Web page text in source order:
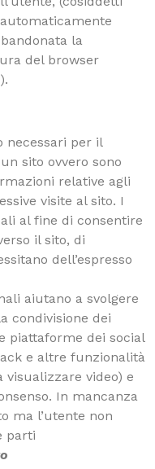
la
del browser
necessari per il
sito ovvero sono
relative agli
visite al sito. I
al fine di consentire
il sito, di
dell’espresso
aiutano a svolgere
condivisione dei
piattaforme dei social
e altre funzionalità
visualizzare video) e
In mancanza
ma l’utente non
parti